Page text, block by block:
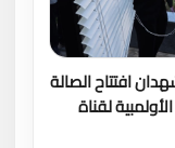
افتتاح الصالة
لقناة